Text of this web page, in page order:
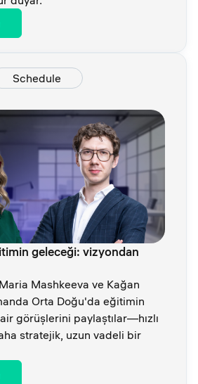
Schedule
geleceği: vizyondan
Mashkeeva ve Kağan
Orta Doğu'da eğitimin
görüşlerini paylaştılar—hızlı
stratejik, uzun vadeli bir